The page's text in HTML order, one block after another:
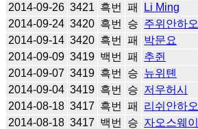
2014-09-26 3421 흑번 패 Li Ming
2014-09-24 3420 흑번 승 주위안하오
2014-09-14 3420 흑번 패 박문요
2014-09-09 3419 백번 패 추쥔
2014-09-07 3419 흑번 승 뉴위톈
2014-09-04 3419 흑번 승 저우허시
2014-08-18 3417 흑번 패 리쉬안하오
2014-08-18 3417 백번 승 자오스웨이